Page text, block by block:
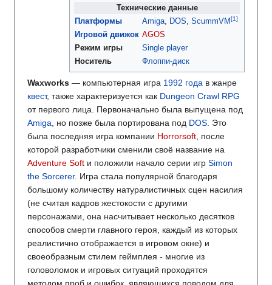
Технические данные
Платформы
Amiga, DOS, ScummVM
Игровой движок AGOS
Режим игры
Single player
Носитель
Флоппи-диск
Waxworks — компьютерная игра 1992 года в жанре
квест, также характеризуется как Dungeon Сrawl RPG
от первого лица. Первоначально была выпущена под
Amiga, но позже была портирована под DOS. Это
была последняя игра компании Horrorsoft, после
которой разработчики сменили своё название на
Adventure Soft и положили начало серии игр Simon
the Sorcerer. Игра стала популярной благодаря
большому количеству натуралистичных сцен насилия
(не считая кадров жестокости с другими
персонажами, она насчитывает несколько десятков
способов смерти главного героя, каждый из которых
реалистично отображается в игровом окне) и
своеобразным стилем геймплея - многие из
головоломок и игровых ситуаций проходятся